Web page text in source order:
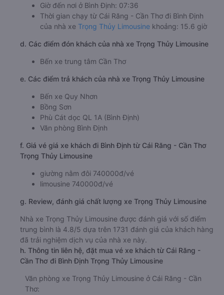
Giờ đến nơi ở Bình Định: 07:36
Thời gian chạy từ Cái Răng - Cần Thơ đi Bình Định
của nhà xe Trọng Thủy Limousine khoảng: 15.6 giờ
d. Các điểm đón khách của nhà xe Trọng Thủy Limousine
Bến xe trung tâm Cần Thơ
e. Các điểm trả khách của nhà xe Trọng Thủy Limousine
Bến xe Quy Nhơn
Bồng Sơn
Phù Cát dọc QL 1A (Bình Định)
Văn phòng Bình Định
f. Giá vé giá xe khách đi Bình Định từ Cái Răng - Cần Thơ
Trọng Thủy Limousine
giường nằm đôi 740000đ/vé
limousine 740000đ/vé
g. Review, đánh giá chất lượng xe Trọng Thủy Limousine
Nhà xe Trọng Thủy Limousine được đánh giá với số điểm
trung bình là 4.8/5 dựa trên 1731 đánh giá của khách hàng
đã trải nghiệm dịch vụ của nhà xe này.
h. Thông tin liên hệ, đặt mua vé xe khách từ Cái Răng -
Cần Thơ đi Bình Định Trọng Thủy Limousine
Văn phòng xe Trọng Thủy Limousine ở Cái Răng - Cần
Thơ: